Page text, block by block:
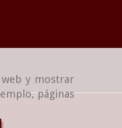
y mostrar
páginas